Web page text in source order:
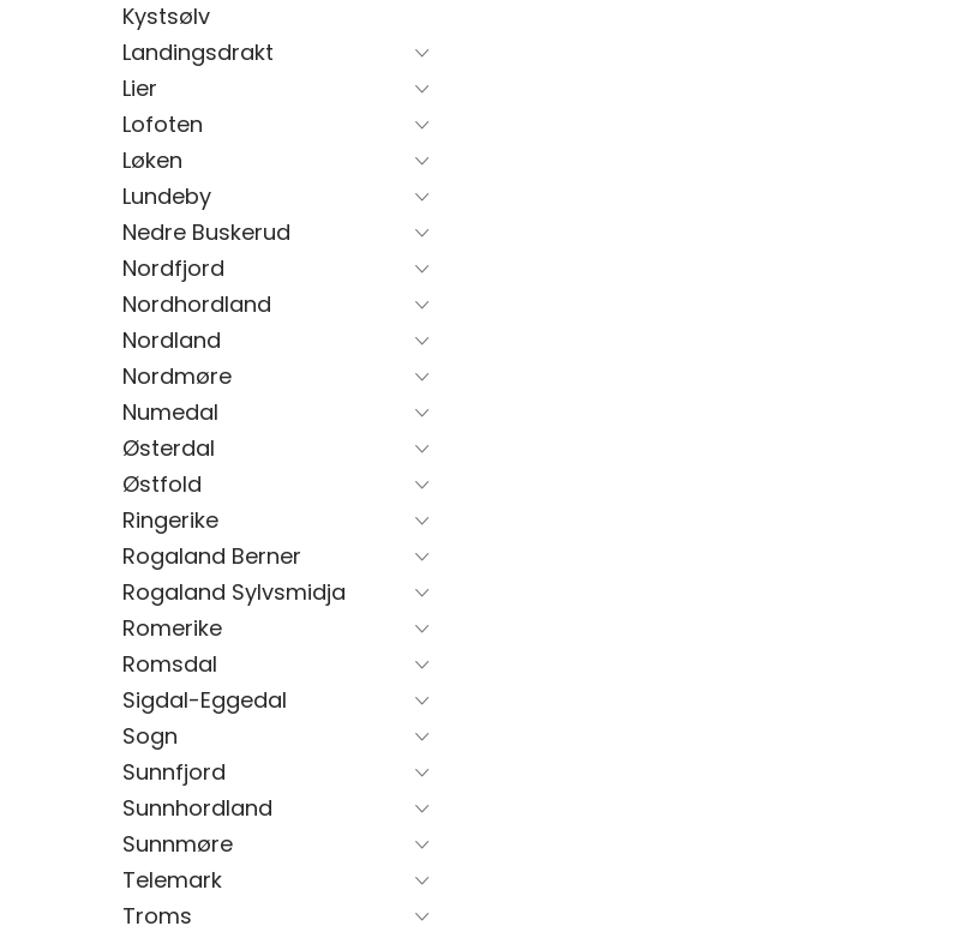
Kystsølv
Landingsdrakt
Lier
Lofoten
Løken
Lundeby
Nedre Buskerud
Nordfjord
Nordhordland
Nordland
Nordmøre
Numedal
Østerdal
Østfold
Ringerike
Rogaland Berner
Rogaland Sylvsmidja
Romerike
Romsdal
Sigdal-Eggedal
Sogn
Sunnfjord
Sunnhordland
Sunnmøre
Telemark
Troms